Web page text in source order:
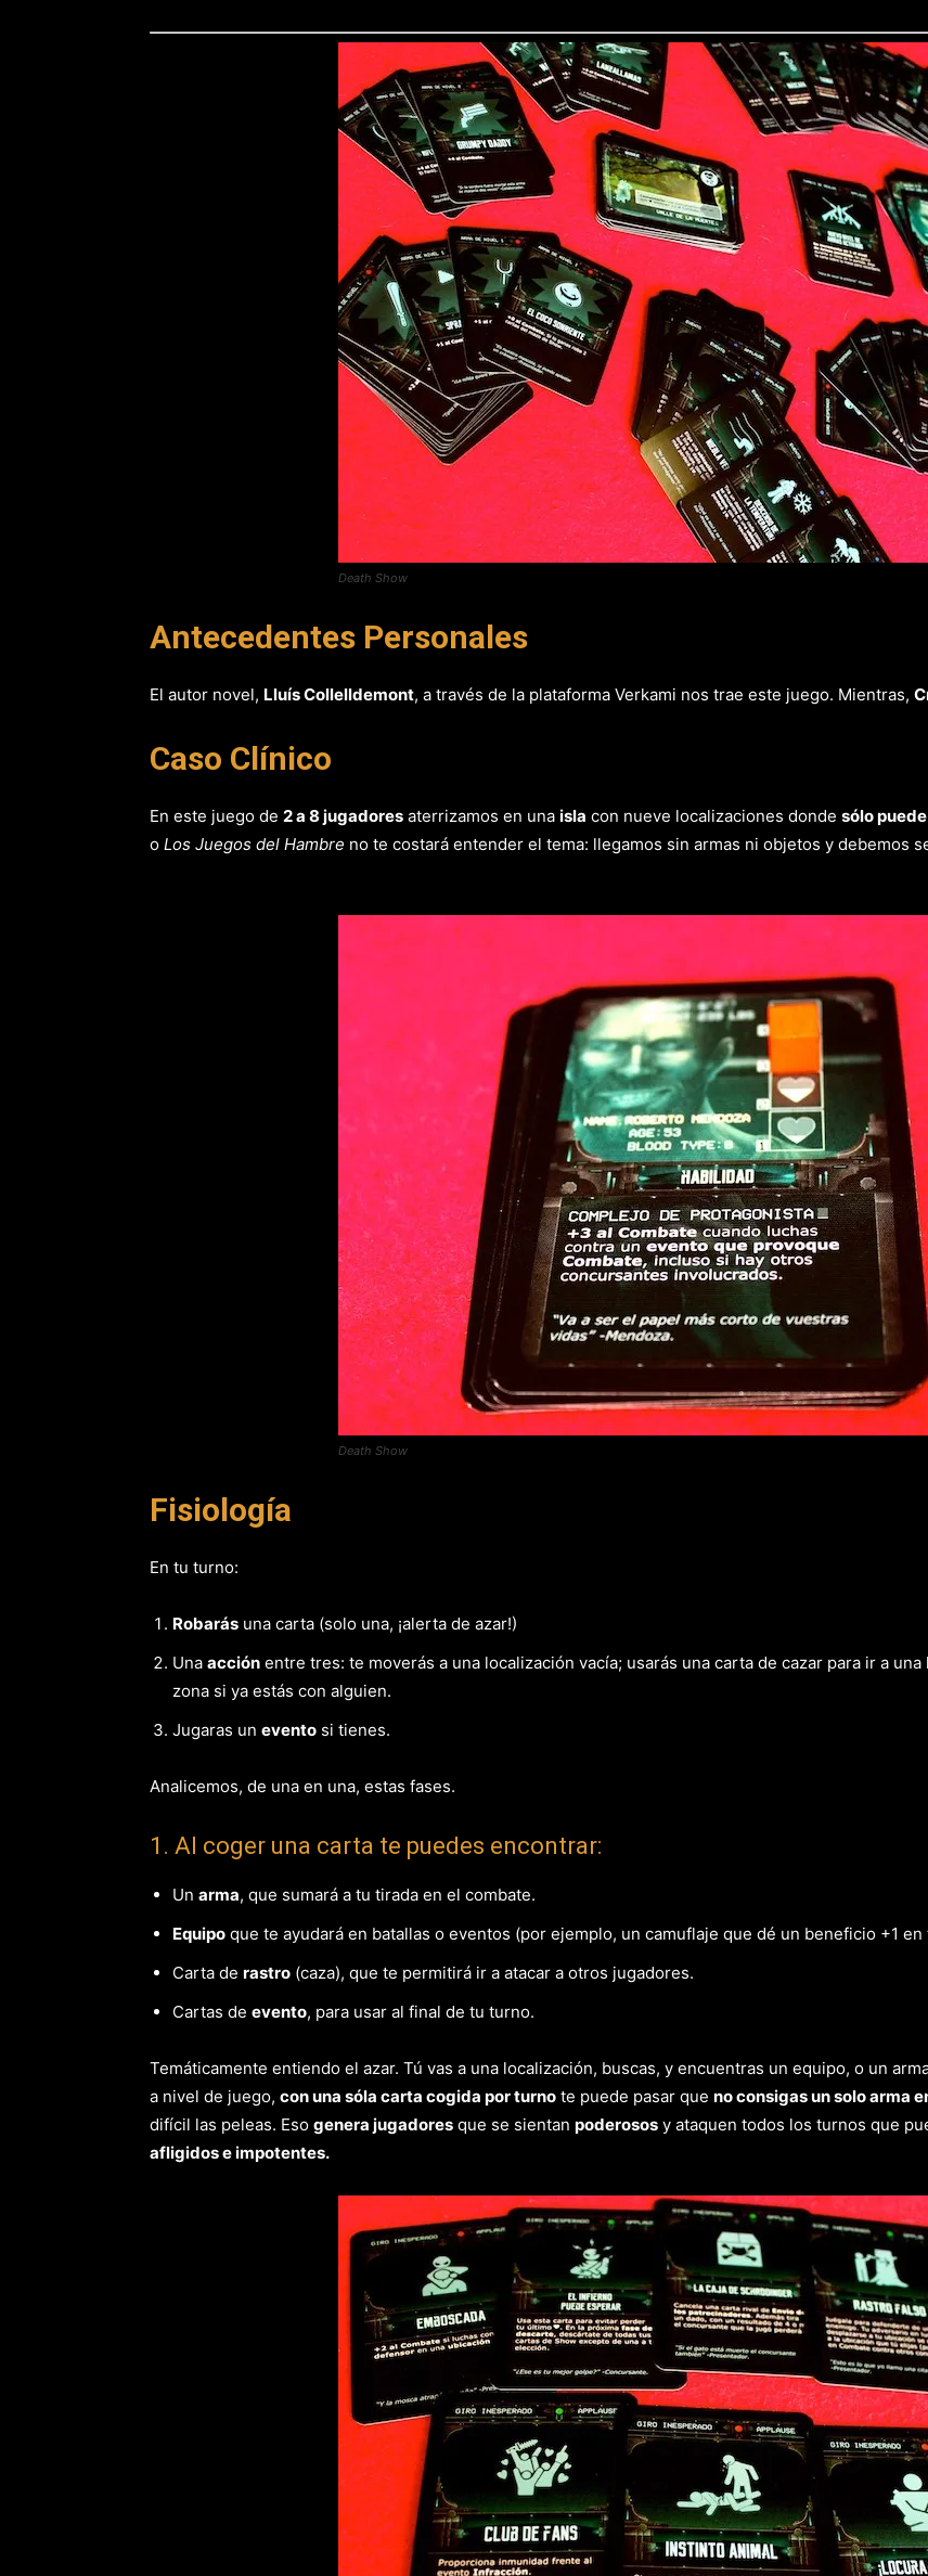
Death Show
Antecedentes Personales
El autor novel, Lluís Collelldemont, a través de la plataforma Verkami nos trae este juego. Mientras,
Caso Clínico
En este juego de 2 a 8 jugadores aterrizamos en una isla con nueve localizaciones donde sólo
o Los Juegos del Hambre no te costará entender el tema: llegamos sin armas ni objetos y debemos
Death Show
Fisiología
En tu turno:
Robarás una carta (solo una, ¡alerta de azar!)
Una acción entre tres: te moverás a una localización vacía; usarás una carta de cazar para ir a
zona si ya estás con alguien.
Jugaras un evento si tienes.
Analicemos, de una en una, estas fases.
1. Al coger una carta te puedes encontrar:
Un arma, que sumará a tu tirada en el combate.
Equipo que te ayudará en batallas o eventos (por ejemplo, un camuflaje que dé un beneficio +1
Carta de rastro (caza), que te permitirá ir a atacar a otros jugadores.
Cartas de evento, para usar al final de tu turno.
Temáticamente entiendo el azar. Tú vas a una localización, buscas, y encuentras un equipo, o un
a nivel de juego, con una sóla carta cogida por turno te puede pasar que no consigas un solo arma
difícil las peleas. Eso genera jugadores que se sientan poderosos y ataquen todos los turnos que
afligidos e impotentes.